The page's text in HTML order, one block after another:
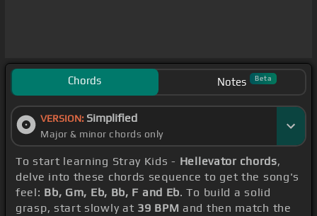
Chords Notes Beta
VERSION: Simplified
Major & minor chords only
To start learning Stray Kids - Hellevator chords,
delve into these chords sequence to get the song's
feel: Bb, Gm, Eb, Bb, F and Eb. To build a solid
grasp, start slowly at 39 BPM and then match the